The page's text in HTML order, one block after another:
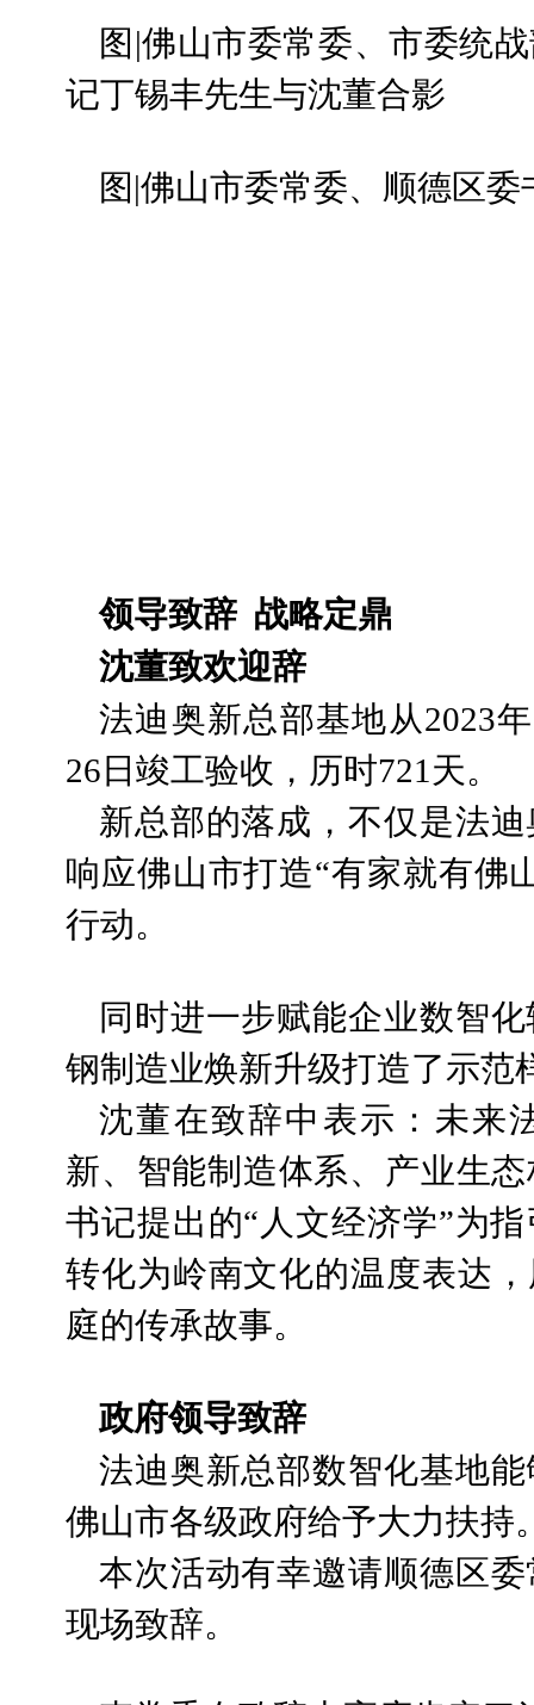
图|佛山市委常委、市委统
记丁锡丰先生与沈董合影
图|佛山市委常委、顺德区
领导致辞 战略定鼎
沈董致欢迎辞
法迪奥新总部基地从2023
26日竣工验收，历时721天。
新总部的落成，不仅是法
响应佛山市打造“有家就有佛
行动。
同时进一步赋能企业数智
钢制造业焕新升级打造了示范
沈董在致辞中表示：未来
新、智能制造体系、产业生
书记提出的“人文经济学”为
转化为岭南文化的温度表达
庭的传承故事。
政府领导致辞
法迪奥新总部数智化基地
佛山市各级政府给予大力扶持
本次活动有幸邀请顺德区
现场致辞。